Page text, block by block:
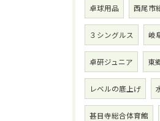
卓球用品 西尾市
３シングルス 岐
卓研ジュニア 東
レベルの底上げ
甚目寺総合体育館